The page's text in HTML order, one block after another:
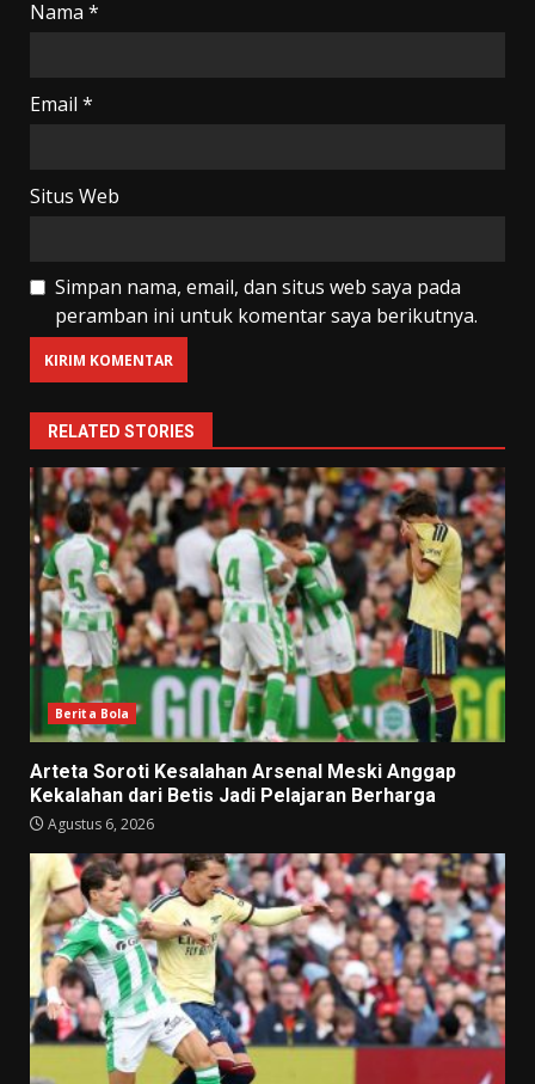
Nama *
Email *
Situs Web
Simpan nama, email, dan situs web saya pada
peramban ini untuk komentar saya berikutnya.
RELATED STORIES
Berita Bola
Arteta Soroti Kesalahan Arsenal Meski Anggap
Kekalahan dari Betis Jadi Pelajaran Berharga
Agustus 6, 2026